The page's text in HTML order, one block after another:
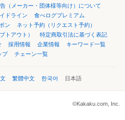
（メーカー・団体様等向け）について
ドライン
食べログプレミアム
ン
ネット予約（リクエスト予約）
トアウト）
特定商取引法に基づく表記
採用情報 企業情報
キーワード一覧
プ
チェーン一覧
繁體中文 한국어 日本語
©Kakaku.com, Inc.